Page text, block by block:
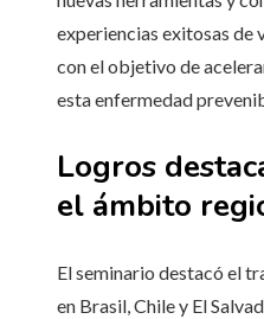
experiencias exitosas de
con el objetivo de
esta enfermedad
Logros
el ámbito
El seminario destacó el
en Brasil, Chile y El